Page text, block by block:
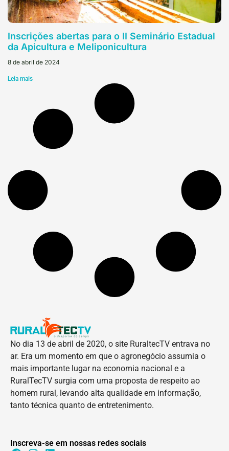
Inscrições abertas para o II Seminário Estadual
da Apicultura e Meliponicultura
8 de abril de 2024
Leia mais
No dia 13 de abril de 2020, o site RuraltecTV entrava no
ar. Era um momento em que o agronegócio assumia o
mais importante lugar na economia nacional e a
RuralTecTV surgia com uma proposta de respeito ao
homem rural, levando alta qualidade em informação,
tanto técnica quanto de entretenimento.
Inscreva-se em nossas redes sociais